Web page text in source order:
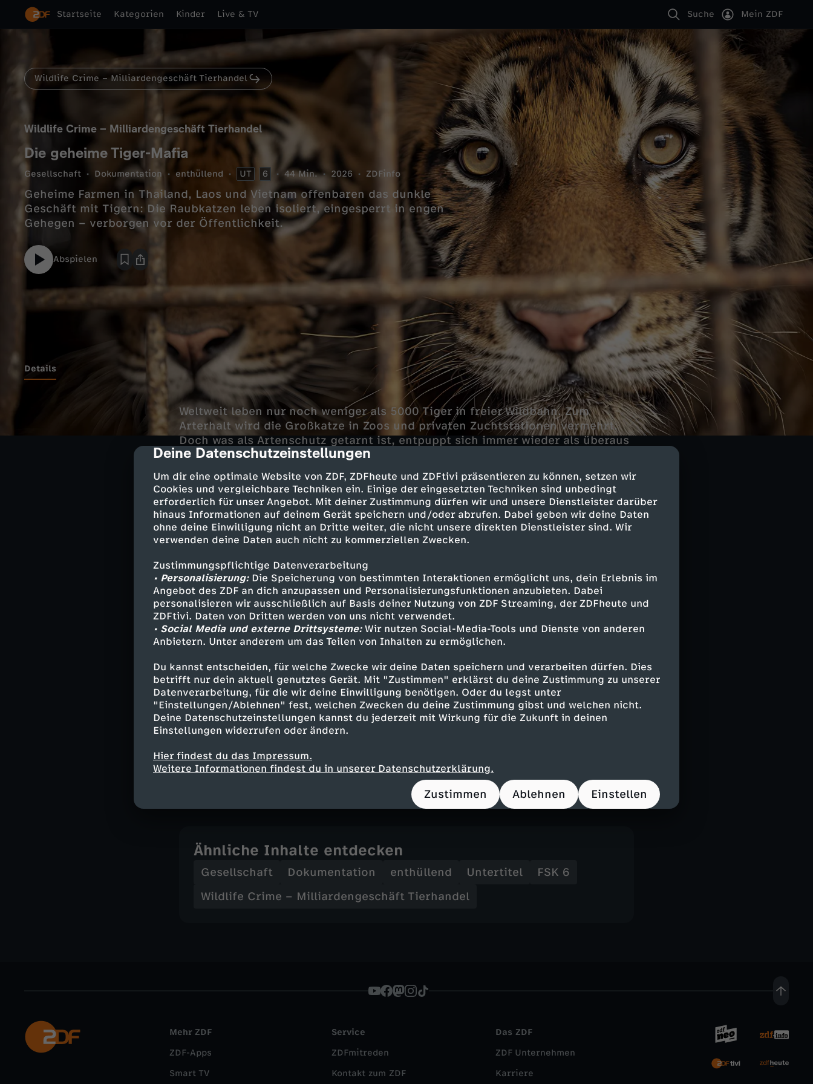
cmp-dialog-description
Deine Datenschutzeinstellungen
Um dir eine optimale Website von ZDF, ZDFheute und ZDFtivi präsentieren zu können, setzen wir
Cookies und vergleichbare Techniken ein. Einige der eingesetzten Techniken sind unbedingt
erforderlich für unser Angebot. Mit deiner Zustimmung dürfen wir und unsere Dienstleister darüber
hinaus Informationen auf deinem Gerät speichern und/oder abrufen. Dabei geben wir deine Daten
ohne deine Einwilligung nicht an Dritte weiter, die nicht unsere direkten Dienstleister sind. Wir
verwenden deine Daten auch nicht zu kommerziellen Zwecken.
Zustimmungspflichtige Datenverarbeitung
• Personalisierung:Die Speicherung von bestimmten Interaktionen ermöglicht uns, dein Erlebnis im
Angebot des ZDF an dich anzupassen und Personalisierungsfunktionen anzubieten. Dabei
personalisieren wir ausschließlich auf Basis deiner Nutzung von ZDF Streaming, der ZDFheute und
ZDFtivi. Daten von Dritten werden von uns nicht verwendet.
• Social Media und externe Drittsysteme:Wir nutzen Social-Media-Tools und Dienste von anderen
Anbietern. Unter anderem um das Teilen von Inhalten zu ermöglichen.
Du kannst entscheiden, für welche Zwecke wir deine Daten speichern und verarbeiten dürfen. Dies
betrifft nur dein aktuell genutztes Gerät. Mit "Zustimmen" erklärst du deine Zustimmung zu unserer
Datenverarbeitung, für die wir deine Einwilligung benötigen. Oder du legst unter
"Einstellungen/Ablehnen" fest, welchen Zwecken du deine Zustimmung gibst und welchen nicht.
Deine Datenschutzeinstellungen kannst du jederzeit mit Wirkung für die Zukunft in deinen
Einstellungen widerrufen oder ändern.
Hier findest du das Impressum.
Weitere Informationen findest du in unserer Datenschutzerklärung.
Zustimmen Ablehnen Einstellen
Startseite Kategorien Kinder Live & TV Suche Mein ZDF
Wildlife Crime – Milliardengeschäft Tierhandel
Wildlife Crime – Milliardengeschäft Tierhandel
Die geheime Tiger-Mafia
Gesellschaft Dokumentation enthüllend UT 6 44 Min. 2026 ZDFinfo
Geheime Farmen in Thailand, Laos und Vietnam offenbaren das dunkle
Geschäft mit Tigern: Die Raubkatzen leben isoliert, eingesperrt in engen
Gehegen – verborgen vor der Öffentlichkeit.
Abspielen
Details
Weltweit leben nur noch weniger als 5000 Tiger in freier Wildbahn. Zum
Arterhalt wird die Großkatze in Zoos und privaten Zuchtstationen vermehrt.
Doch was als Artenschutz getarnt ist, entpuppt sich immer wieder als überaus
lukrative Geldquelle.
Tierquälerei als kriminelles Millionengeschäft
Denn die Tiger werden geschlachtet und zu Produkten verarbeitet, denen in
Vietnam oder China Heilkräfte zugeschrieben oder die schlicht als
Statussymbol gesehen werden. Kriminelle Netzwerke haben sich darauf
spezialisiert, die Nachfrage zu stillen. Es ist ein Millionengeschäft.
Die Dokumentation begleitet den Investigativjournalisten Paul Moreira auf
einer gefährlichen Spurensuche. Er trifft verdeckte Ermittler und Analysten
von Interpol, die das Tigerkartell rund um den flüchtigen Syndikat-Boss
Boonchai Bach und seine Komplizin Daoruang Chaiyamat jagen.
Exklusive Aufnahmen zeigen, wie Tiger heimlich gezüchtet und geschlachtet
werden, während ihre Produkte über korrupte Netzwerke nach China und
Vietnam gelangen. Eine riskante Recherche quer durch Südostasien.
Illegaler Handel mit bedrohten Arten ist eine der größten Bedrohungen für die
Artenvielfalt weltweit. Die zweiteilige Doku-Reihe ist den kriminellen Banden
Ähnliche Inhalte entdecken
Gesellschaft Dokumentation enthüllend Untertitel
FSK 6
Wildlife Crime – Milliardengeschäft Tierhandel
Mehr ZDF
ZDF-Apps
Smart TV
Service
ZDFmitreden
Kontakt zum ZDF
Das ZDF
ZDF Unternehmen
Karriere